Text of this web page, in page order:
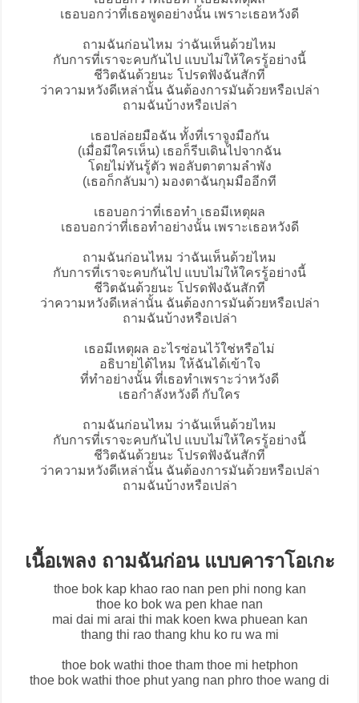
เธอบอกว่าที่เธอพูดอย่างนั้น เพราะเธอหวังดี
ถามฉันก่อนไหม ว่าฉันเห็นด้วยไหม
กับการที่เราจะคบกันไป แบบไม่ให้ใครรู้อย่างนี้
ชีวิตฉันด้วยนะ โปรดฟังฉันสักที
ว่าความหวังดีเหล่านั้น ฉันต้องการมันด้วยหรือเปล่า
ถามฉันบ้างหรือเปล่า
เธอปล่อยมือฉัน ทั้งที่เราจูงมือกัน
(เมื่อมีใครเห็น) เธอก็รีบเดินไปจากฉัน
โดยไม่ทันรู้ตัว พอลับตาตามลำพัง
(เธอก็กลับมา) มองตาฉันกุมมืออีกที
เธอบอกว่าที่เธอทำ เธอมีเหตุผล
เธอบอกว่าที่เธอทำอย่างนั้น เพราะเธอหวังดี
ถามฉันก่อนไหม ว่าฉันเห็นด้วยไหม
กับการที่เราจะคบกันไป แบบไม่ให้ใครรู้อย่างนี้
ชีวิตฉันด้วยนะ โปรดฟังฉันสักที
ว่าความหวังดีเหล่านั้น ฉันต้องการมันด้วยหรือเปล่า
ถามฉันบ้างหรือเปล่า
เธอมีเหตุผล อะไรซ่อนไว้ใช่หรือไม่
อธิบายได้ไหม ให้ฉันได้เข้าใจ
ที่ทำอย่างนั้น ที่เธอทำเพราะว่าหวังดี
เธอกำลังหวังดี กับใคร
ถามฉันก่อนไหม ว่าฉันเห็นด้วยไหม
กับการที่เราจะคบกันไป แบบไม่ให้ใครรู้อย่างนี้
ชีวิตฉันด้วยนะ โปรดฟังฉันสักที
ว่าความหวังดีเหล่านั้น ฉันต้องการมันด้วยหรือเปล่า
ถามฉันบ้างหรือเปล่า
เนื้อเพลง ถามฉันก่อน แบบคาราโอเกะ
thoe bok kap khao rao nan pen phi nong kan
thoe ko bok wa pen khae nan
mai dai mi arai thi mak koen kwa phuean kan
thang thi rao thang khu ko ru wa mi
thoe bok wathi thoe tham thoe mi hetphon
thoe bok wathi thoe phut yang nan phro thoe wang di